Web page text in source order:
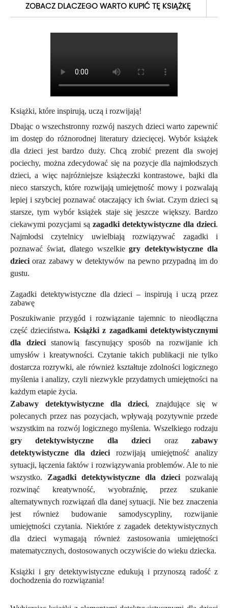
ZOBACZ DLACZEGO WARTO KUPIĆ TĘ KSIĄŻKĘ
Książki, które inspirują, uczą i rozwijają!
Dbając o wszechstronny rozwój naszych dzieci warto zapewnić
im dostęp do różnorodnej literatury dziecięcej. Wybór książek
dla dzieci jest bardzo duży. Chcą zrobić prezent dla swojej
pociechy, można zdecydować się na pozycje dla najmłodszych
dzieci, a więc najróżniejsze książeczki kontrastowe, bajki dla
nieco starszych, które rozwijają umiejętność mowy i pozwalają
lepiej i szybciej poznawać otaczający ich świat. Czym dzieci są
starsze, tym wybór książek staje się jeszcze większy. Bardzo
ciekawymi pozycjami są zagadki detektywistyczne dla dzieci.
Najmłodsi czytelnicy uwielbiają rozwiązywać zagadki i
poznawać świat, dlatego wszelkiegry detektywistyczne dla
dzieci oraz zabawy w detektywów na pewno przypadną im do
gustu.
Zagadki detektywistyczne dla dzieci – inspirują i uczą przez
zabawę
Poszukiwanie przygód i rozwiązanie tajemnic to nieodłączna
część dzieciństwa. Książki z zagadkami detektywistycznymi
dla dziecistanowią fascynujący sposób na rozwijanie ich
umysłów i kreatywności. Czytanie takich publikacji nie tylko
dostarcza rozrywki, ale również kształtuje zdolności logicznego
myślenia i analizy, czyli niezwykle przydatnych umiejętności na
każdym etapie życia.
Zabawy detektywistyczne dla dzieci, znajdujące się w
polecanych przez nas pozycjach, wpływają pozytywnie przede
wszystkim na rozwój logicznego myślenia. Wszelkiego rodzaju
gry detektywistyczne dla dzieci orazzabawy
detektywistyczne dla dzieci rozwijają umiejętność analizy
sytuacji, łączenia faktów i rozwiązywania problemów. Ale to nie
wszystko. Zagadki detektywistyczne dla dzieci pozwalają
rozwinąć kreatywność, wyobraźnię, przez szukanie
alternatywnych rozwiązań dla danej sytuacji. Nie bez znaczenia
jest również budowanie samodyscypliny, rozwijanie
umiejętności czytania. Niektóre z zagadek detektywistycznych
dla dzieci wymagają również zastosowania umiejętności
matematycznych, dostosowanych oczywiście do wieku dziecka.
Książki i gry detektywistyczne edukują i przynoszą radość z
dochodzenia do rozwiązania!